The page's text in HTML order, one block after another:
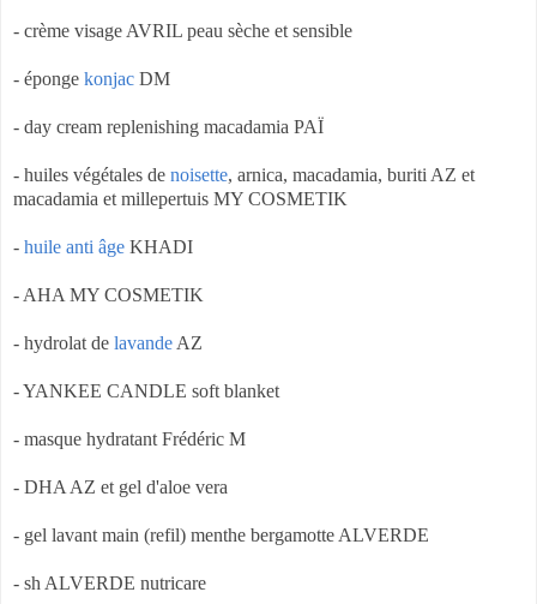
- crème visage AVRIL peau sèche et sensible
- éponge konjac DM
- day cream replenishing macadamia PAÏ
- huiles végétales de noisette, arnica, macadamia, buriti AZ et
macadamia et millepertuis MY COSMETIK
- huile anti âge KHADI
- AHA MY COSMETIK
- hydrolat de lavande AZ
- YANKEE CANDLE soft blanket
- masque hydratant Frédéric M
- DHA AZ et gel d'aloe vera
- gel lavant main (refil) menthe bergamotte ALVERDE
- sh ALVERDE nutricare